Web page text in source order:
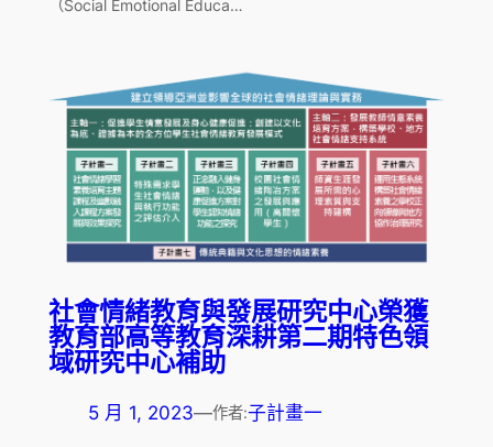
（Social Emotional Educa…
社會情緒教育與發展研究中心榮獲
教育部高等教育深耕第二期特色領
域研究中心補助
5 月 1, 2023—作者:子計畫一